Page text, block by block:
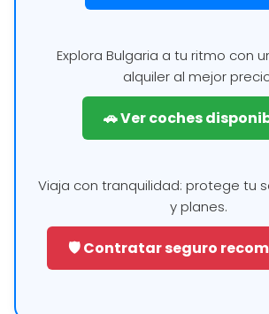
Explora Bulgaria a tu ritmo con
alquiler al mejor
🚗 Ver coches
Viaja con tranquilidad: protege tu
y planes.
🛡️ Contratar seguro